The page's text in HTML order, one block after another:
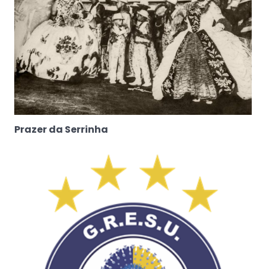
Prazer da Serrinha